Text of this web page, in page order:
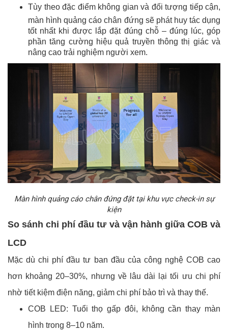
Tùy theo đặc điểm không gian và đối tượng tiếp cận,
màn hình quảng cáo chân đứng sẽ phát huy tác dụng
tốt nhất khi được lắp đặt đúng chỗ – đúng lúc, góp
phần tăng cường hiệu quả truyền thông thị giác và
nâng cao trải nghiệm người xem.
Màn hình quảng cáo chân đứng đặt tại khu vực check-in sự
kiện
So sánh chi phí đầu tư và vận hành giữa COB và
LCD
Mặc dù chi phí đầu tư ban đầu của công nghệ COB cao
hơn khoảng 20–30%, nhưng về lâu dài lại tối ưu chi phí
nhờ tiết kiệm điện năng, giảm chi phí bảo trì và thay thế.
COB LED: Tuổi thọ gấp đôi, không cần thay màn
hình trong 8–10 năm.